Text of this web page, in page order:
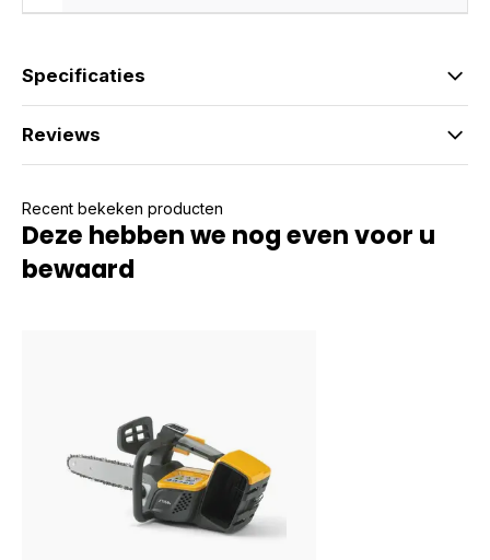
Specificaties
Reviews
Recent bekeken producten
Deze hebben we nog even voor u
bewaard